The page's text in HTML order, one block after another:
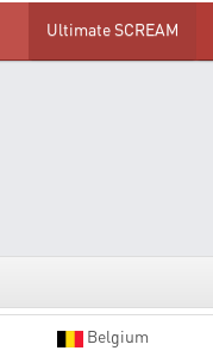
Ultimate SCREAM
Belgium